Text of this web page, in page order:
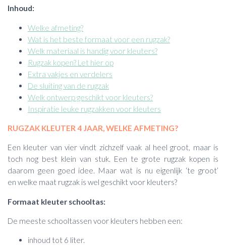
Inhoud:
Welke afmeting?
Wat is het beste formaat voor een rugzak?
Welk materiaal is handig voor kleuters?
Rugzak kopen? Let hier op
Extra vakjes en verdelers
De sluiting van de rugzak
Welk ontwerp geschikt voor kleuters?
Inspiratie leuke rugzakken voor kleuters
RUGZAK KLEUTER 4 JAAR, WELKE AFMETING?
Een kleuter van vier vindt zichzelf vaak al heel groot, maar is
toch nog best klein van stuk. Een te grote rugzak kopen is
daarom geen goed idee. Maar wat is nu eigenlijk ‘te groot’
en welke maat rugzak is wel geschikt voor kleuters?
Formaat kleuter schooltas:
De meeste schooltassen voor kleuters hebben een:
inhoud tot 6 liter.